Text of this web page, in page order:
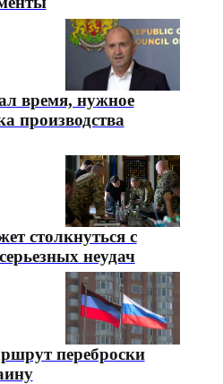
время, нужное
производства
столкнуться с
неудач
переброски